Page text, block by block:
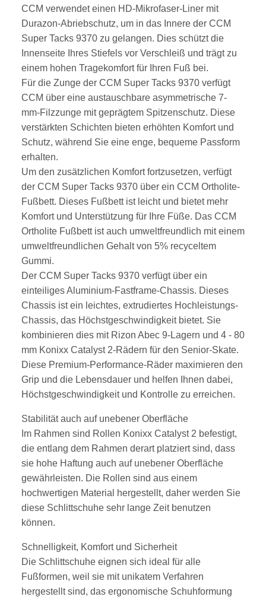
CCM verwendet einen HD-Mikrofaser-Liner mit
Durazon-Abriebschutz, um in das Innere der CCM
Super Tacks 9370 zu gelangen. Dies schützt die
Innenseite Ihres Stiefels vor Verschleiß und trägt zu
einem hohen Tragekomfort für Ihren Fuß bei.
Für die Zunge der CCM Super Tacks 9370 verfügt
CCM über eine austauschbare asymmetrische 7-
mm-Filzzunge mit geprägtem Spitzenschutz. Diese
verstärkten Schichten bieten erhöhten Komfort und
Schutz, während Sie eine enge, bequeme Passform
erhalten.
Um den zusätzlichen Komfort fortzusetzen, verfügt
der CCM Super Tacks 9370 über ein CCM Ortholite-
Fußbett. Dieses Fußbett ist leicht und bietet mehr
Komfort und Unterstützung für Ihre Füße. Das CCM
Ortholite Fußbett ist auch umweltfreundlich mit einem
umweltfreundlichen Gehalt von 5% recyceltem
Gummi.
Der CCM Super Tacks 9370 verfügt über ein
einteiliges Aluminium-Fastframe-Chassis. Dieses
Chassis ist ein leichtes, extrudiertes Hochleistungs-
Chassis, das Höchstgeschwindigkeit bietet. Sie
kombinieren dies mit Rizon Abec 9-Lagern und 4 - 80
mm Konixx Catalyst 2-Rädern für den Senior-Skate.
Diese Premium-Performance-Räder maximieren den
Grip und die Lebensdauer und helfen Ihnen dabei,
Höchstgeschwindigkeit und Kontrolle zu erreichen.
Stabilität auch auf unebener Oberfläche
Im Rahmen sind Rollen Konixx Catalyst 2 befestigt,
die entlang dem Rahmen derart platziert sind, dass
sie hohe Haftung auch auf unebener Oberfläche
gewährleisten. Die Rollen sind aus einem
hochwertigen Material hergestellt, daher werden Sie
diese Schlittschuhe sehr lange Zeit benutzen
können.
Schnelligkeit, Komfort und Sicherheit
Die Schlittschuhe eignen sich ideal für alle
Fußformen, weil sie mit unikatem Verfahren
hergestellt sind, das ergonomische Schuhformung